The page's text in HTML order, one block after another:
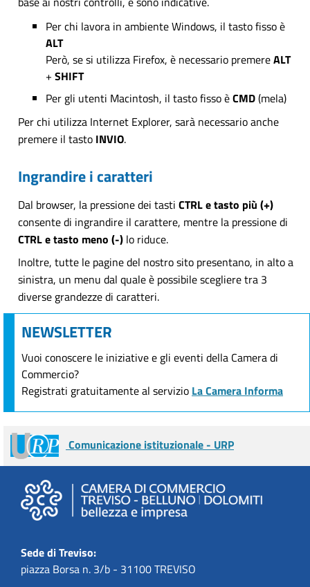
Per chi lavora in ambiente Windows, il tasto fisso è
ALT
Però, se si utilizza Firefox, è necessario premereALT
+ SHIFT
Per gli utenti Macintosh, il tasto fisso èCMD(mela)
Per chi utilizza Internet Explorer, sarà necessario anche
premere il tasto INVIO.
Ingrandire i caratteri
Dal browser, la pressione dei tasti CTRL e tasto più (+)
consente di ingrandire il carattere, mentre la pressione di
CTRL e tasto meno (-) lo riduce.
Inoltre, tutte le pagine del nostro sito presentano, in alto a
sinistra, un menu dal quale è possibile scegliere tra 3
diverse grandezze di caratteri.
NEWSLETTER
Vuoi conoscere le iniziative e gli eventi della Camera di
Commercio?
Registrati gratuitamente al servizio La Camera Informa
Comunicazione istituzionale - URP
Sede di Treviso:
piazza Borsa n. 3/b - 31100 TREVISO